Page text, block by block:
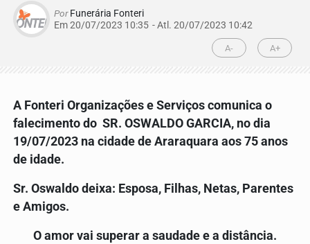
PorFunerária Fonteri
Em 20/07/2023 10:35 - Atl. 20/07/2023 10:42
A- A+
A Fonteri Organizações e Serviços comunica o
falecimento do SR. OSWALDO GARCIA, no dia
19/07/2023 na cidade de Araraquara aos 75 anos
de idade.
Sr. Oswaldo deixa: Esposa, Filhas, Netas, Parentes
e Amigos.
O amor vai superar a saudade e a distância.